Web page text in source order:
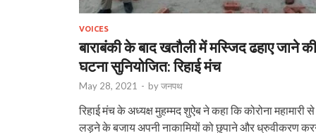
VOICES
बाराबंकी के बाद खतौली में मस्जिद ढहाए जाने की
घटना सुनियोजित: रिहाई मंच
May 28, 2021 - byजनपथ
रिहाई मंच के अध्यक्ष मुहम्मद शुऐब ने कहा कि कोरोना महामारी से
लड़ने के बजाय अपनी नाकामियों को छुपाने और ध्रुवीकरण